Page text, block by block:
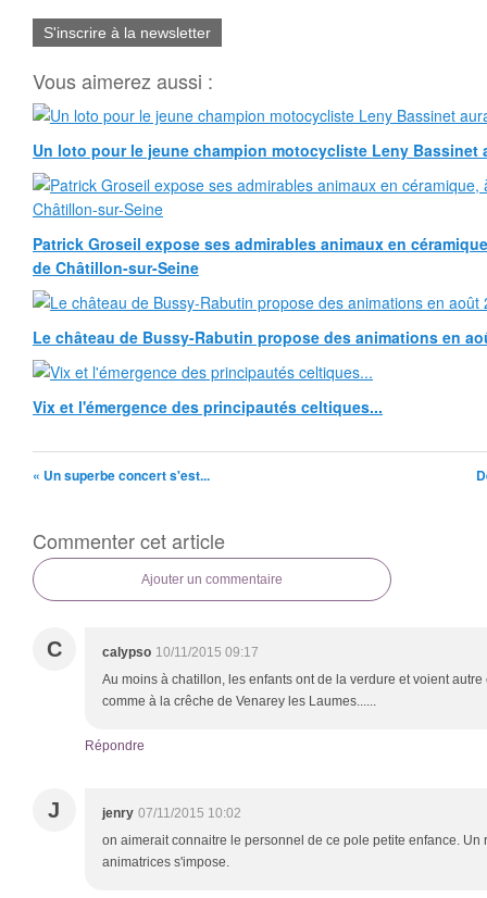
S'inscrire à la newsletter
Vous aimerez aussi :
Un loto pour le jeune champion motocycliste Leny Bassinet
Patrick Groseil expose ses admirables animaux en
de Châtillon-sur-Seine
Le château de Bussy-Rabutin propose des animations en
Vix et l'émergence des principautés celtiques...
« Un superbe concert s'est...
Commenter cet article
Ajouter un commentaire
C calypso 10/11/2015 09:17
Au moins à chatillon, les enfants ont de la verdure et voient
comme à la crêche de Venarey les Laumes......
Répondre
J jenry 07/11/2015 10:02
on aimerait connaitre le personnel de ce pole petite enfance. Un
animatrices s'impose.